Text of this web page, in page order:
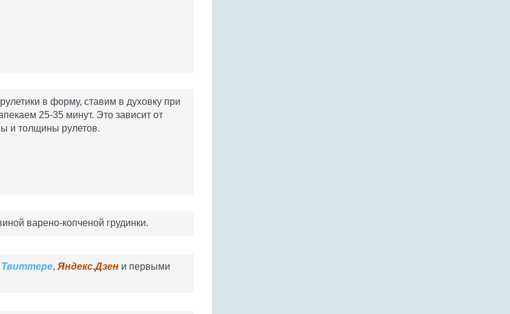
в форму, ставим в духовку при
25-35 минут. Это зависит от
и толщины рулетов.
варено-копченой грудинки.
Твиттере, Яндекс.Дзен и первыми